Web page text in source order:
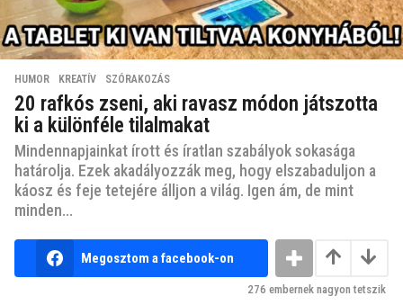
HUMOR ,KREATÍV ,SZÓRAKOZÁS
20 rafkós zseni, aki ravasz módon játszotta
ki a különféle tilalmakat
Mindennapjainkat írott és íratlan szabályok sokasága
határolja. Ezek akadályozzák meg, hogy elszabaduljon a
káosz és feje tetejére álljon a világ. Igen ám, de mint
minden...
Megosztom a facebook-on
276 embernek nagyon tetszik